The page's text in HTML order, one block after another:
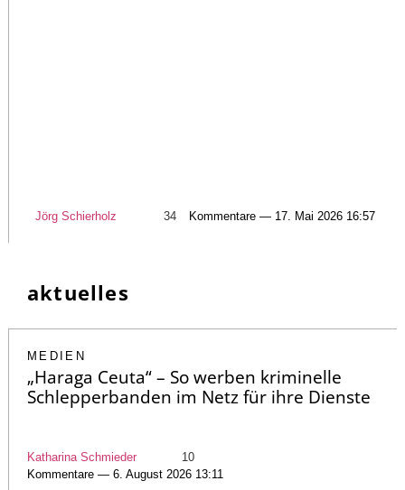
Jörg Schierholz 34 Kommentare — 17. Mai 2026 16:57
aktuelles
MEDIEN
„Haraga Ceuta“ – So werben kriminelle
Schlepperbanden im Netz für ihre Dienste
Katharina Schmieder
10
Kommentare — 6. August 2026 13:11